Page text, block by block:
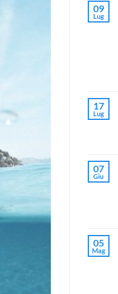
09
Lug
17
Lug
07
Giu
05
Mag